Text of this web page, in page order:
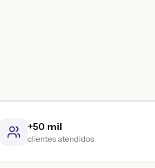
+50 mil
clientes atendidos